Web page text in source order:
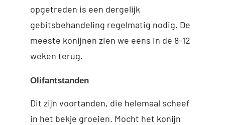
opgetreden is een dergelijk
gebitsbehandeling regelmatig nodig. De
meeste konijnen zien we eens in de 8-12
weken terug.
Olifantstanden
Dit zijn voortanden, die helemaal scheef
in het bekje groeien. Mocht het konijn